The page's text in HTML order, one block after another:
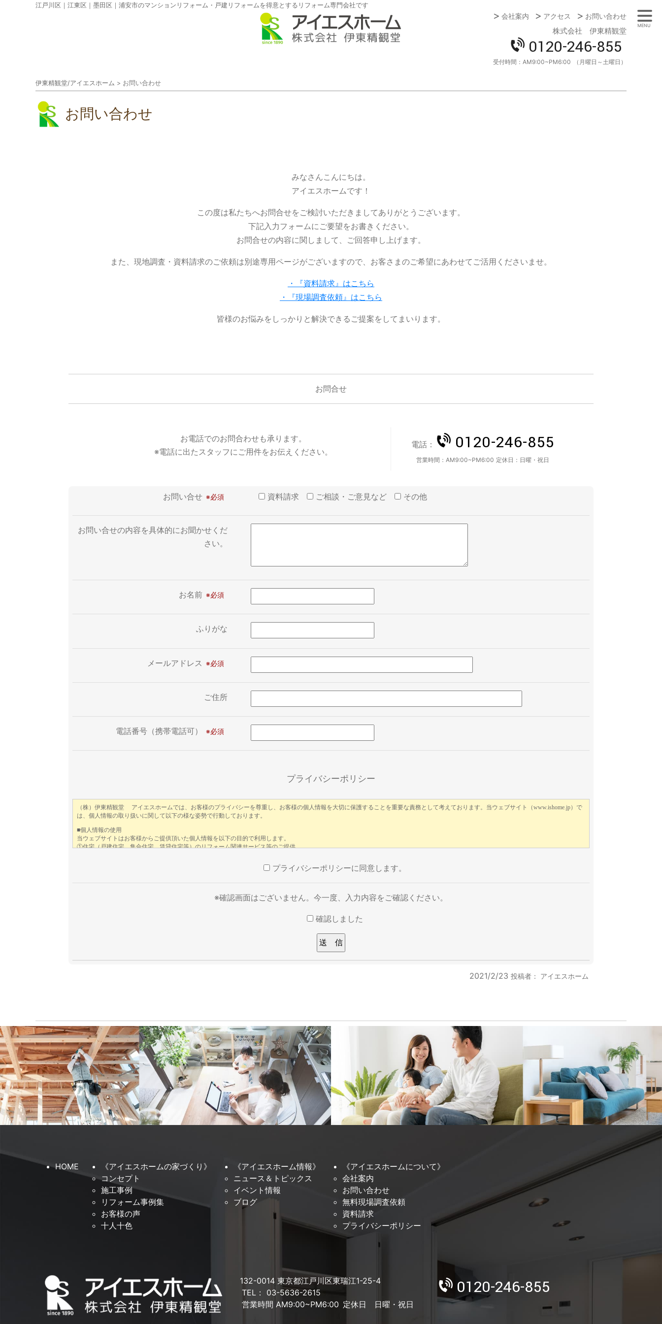
江戸川区｜江東区｜墨田区｜浦安市のマンションリフォーム・戸建リフォームを得意とするリフォーム専門会社です
会社案内
アクセス お問い合わせ
株式会社 伊東精観堂
0120-246-855
受付時間： AM9:00~PM6:00 （月曜日～土曜日）
伊東精観堂/アイエスホーム > お問い合わせ
お問い合わせ
みなさんこんにちは。
アイエスホームです！
この度は私たちへお問合せをご検討いただきましてありがとうございます。
下記入力フォームにご要望をお書きください。
お問合せの内容に関しまして、ご回答申し上げます。
また、現地調査・資料請求のご依頼は別途専用ページがございますので、お客さまのご希望にあわせてご活用くださいませ。
・『資料請求』はこちら
・『現場調査依頼』はこちら
皆様のお悩みをしっかりと解決できるご提案をしてまいります。
お問合せ
お電話でのお問合わせも承ります。
※電話に出たスタッフにご用件をお伝えください。
電話： 0120-246-855
営業時間：AM9:00~PM6:00 定休日： 日曜・祝日
お問い合せ 資料請求 ご相談・ご意見など その他
お問い合せの内容を具体的にお聞かせくだ
さい。
お名前
ふりがな
メールアドレス
ご住所
電話番号（携帯電話可）
プライバシーポリシー
プライバシーポリシーに同意します。
※確認画面はございません。今一度、入力内容をご確認ください。
確認しました
2021/2/23 投稿者： アイエスホーム
MENU
HOME
《アイエスホームの家づくり》
コンセプト
施工事例
リフォーム事例集
お客様の声
十人十色
《アイエスホーム情報》
ニュース＆トピックス
イベント情報
ブログ
《アイエスホームについて》
会社案内
お問い合わせ
無料現場調査依頼
資料請求
プライバシーポリシー
132-0014 東京都江戸川区東瑞江1-25-4
TEL： 03-5636-2615
営業時間 AM9:00~PM6:00 定休日 日曜・祝日
0120-246-855